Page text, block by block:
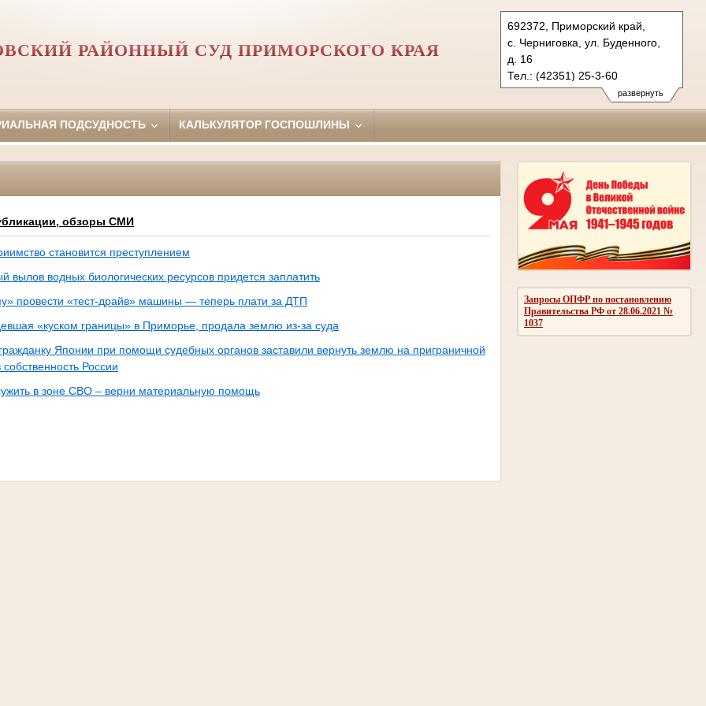
развернуть
692372, Приморский край,
с. Черниговка, ул. Буденного,
д. 16
Тел.: (42351) 25-3-60
chernigovsky.prm@sudrf.ru
РАЙОННЫЙ СУД ПРИМОРСКОГО КРАЯ
ПОДСУДНОСТЬ КАЛЬКУЛЯТОР ГОСПОШЛИНЫ
Запросы ОПФР по постановлению
Правительства РФ от 28.06.2021 №
1037
обзоры СМИ
становится преступлением
вылов водных биологических ресурсов придется заплатить
провести «тест-драйв» машины — теперь плати за ДТП
«куском границы» в Приморье, продала землю из-за суда
Японии при помощи судебных органов заставили вернуть землю на приграничной
России
в зоне СВО – верни материальную помощь